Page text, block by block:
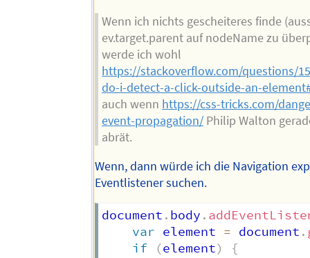
Wenn ich nichts gescheiteres finde
ev.target.parent auf nodeName zu
werde ich wohl
https://stackoverflow.com/questions/
do-i-detect-a-click-outside-an-
auch wenn https://css-tricks.com/
event-propagation/ Philip Walton
abrät.
Wenn, dann würde ich die Navigation
Eventlistener suchen.
document . body .
var element = document .
if
(element)
{